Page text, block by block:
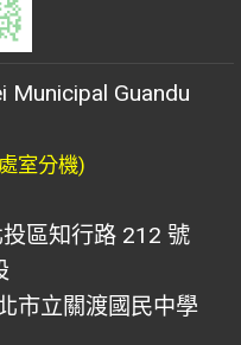
Municipal Guandu
室分機)
區知行路 212 號
市立關渡國民中學